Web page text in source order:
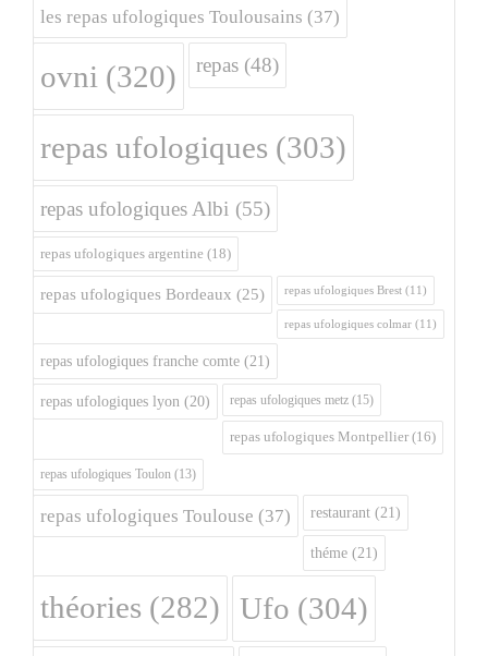
les repas ufologiques Toulousains (37)
ovni (320) repas (48)
repas ufologiques (303)
repas ufologiques Albi (55)
repas ufologiques argentine (18)
repas ufologiques Bordeaux (25) repas ufologiques Brest (11)
repas ufologiques colmar (11)
repas ufologiques franche comte (21)
repas ufologiques lyon (20) repas ufologiques metz (15)
repas ufologiques Montpellier (16)
repas ufologiques Toulon (13)
repas ufologiques Toulouse (37) restaurant (21)
théme (21)
théories (282) Ufo (304)